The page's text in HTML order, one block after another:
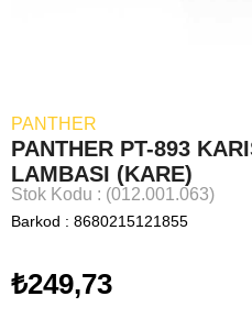
PANTHER
PANTHER PT-893
LAMBASI (KARE)
Stok Kodu (012.001.063)
Barkod : 8680215121855
₺249,73